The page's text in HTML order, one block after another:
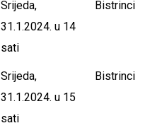
Srijeda,
31.1.2024. u 14
sati
Bistrinci
Srijeda,
31.1.2024. u 15
sati
Bistrinci